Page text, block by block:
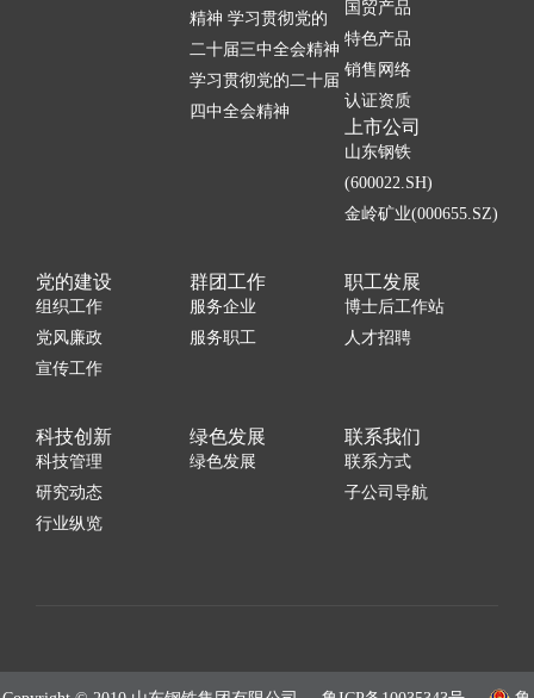
精神 学习贯彻党的
二十届三中全会精神
学习贯彻党的二十届
四中全会精神
国贸产品
特色产品
销售网络
认证资质
上市公司
山东钢铁
(600022.SH)
金岭矿业(000655.SZ)
党的建设
组织工作
党风廉政
宣传工作
群团工作
服务企业
服务职工
职工发展
博士后工作站
人才招聘
科技创新
科技管理
研究动态
行业纵览
绿色发展
绿色发展
联系我们
联系方式
子公司导航